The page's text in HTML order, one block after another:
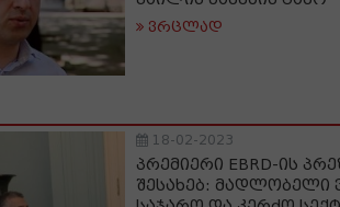
ვრცლად
18-02-2023
პრემიერი EBRD-ის
შესახებ: მადლობელი